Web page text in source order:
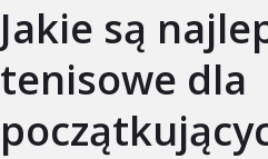
Jakie są
tenisowe dla